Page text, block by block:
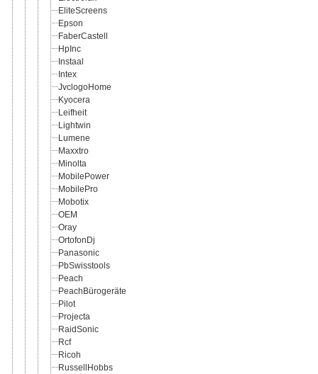
EliteScreens
Epson
FaberCastell
HpInc
Instaal
Intex
JvclogoHome
Kyocera
Leifheit
Lightwin
Lumene
Maxxtro
Minolta
MobilePower
MobilePro
Mobotix
OEM
Oray
OrtofonDj
Panasonic
PbSwisstools
Peach
PeachBürogeräte
Pilot
Projecta
RaidSonic
Rcf
Ricoh
RussellHobbs